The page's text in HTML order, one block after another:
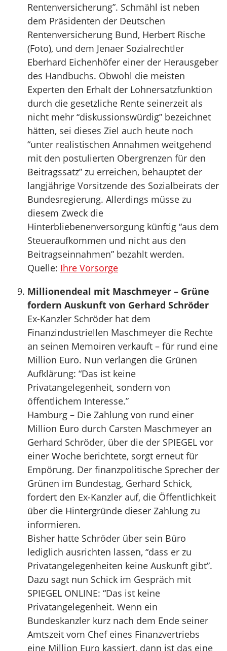
Rentenversicherung”. Schmähl ist neben
dem Präsidenten der Deutschen
Rentenversicherung Bund, Herbert Rische
(Foto), und dem Jenaer Sozialrechtler
Eberhard Eichenhöfer einer der Herausgeber
des Handbuchs. Obwohl die meisten
Experten den Erhalt der Lohnersatzfunktion
durch die gesetzliche Rente seinerzeit als
nicht mehr “diskussionswürdig” bezeichnet
hätten, sei dieses Ziel auch heute noch
“unter realistischen Annahmen weitgehend
mit den postulierten Obergrenzen für den
Beitragssatz” zu erreichen, behauptet der
langjährige Vorsitzende des Sozialbeirats der
Bundesregierung. Allerdings müsse zu
diesem Zweck die
Hinterbliebenenversorgung künftig “aus dem
Steueraufkommen und nicht aus den
Beitragseinnahmen” bezahlt werden.
Quelle: Ihre Vorsorge
Millionendeal mit Maschmeyer – Grüne
fordern Auskunft von Gerhard Schröder
Ex-Kanzler Schröder hat dem
Finanzindustriellen Maschmeyer die Rechte
an seinen Memoiren verkauft – für rund eine
Million Euro. Nun verlangen die Grünen
Aufklärung: “Das ist keine
Privatangelegenheit, sondern von
öffentlichem Interesse.”
Hamburg – Die Zahlung von rund einer
Million Euro durch Carsten Maschmeyer an
Gerhard Schröder, über die der SPIEGEL vor
einer Woche berichtete, sorgt erneut für
Empörung. Der finanzpolitische Sprecher der
Grünen im Bundestag, Gerhard Schick,
fordert den Ex-Kanzler auf, die Öffentlichkeit
über die Hintergründe dieser Zahlung zu
informieren.
Bisher hatte Schröder über sein Büro
lediglich ausrichten lassen, “dass er zu
Privatangelegenheiten keine Auskunft gibt”.
Dazu sagt nun Schick im Gespräch mit
SPIEGEL ONLINE: “Das ist keine
Privatangelegenheit. Wenn ein
Bundeskanzler kurz nach dem Ende seiner
Amtszeit vom Chef eines Finanzvertriebs
eine Million Euro kassiert, dann ist das eine